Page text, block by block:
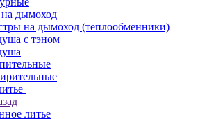
дымоход
на дымоход (теплообменники)
с тэном
литье